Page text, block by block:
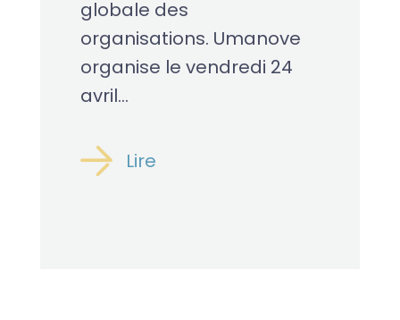
globale des
organisations. Umanove
organise le vendredi 24
avril...
Lire